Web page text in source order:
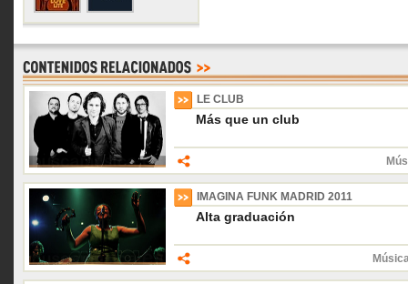
LE CLUB
Más que un club
IMAGINA FUNK MADRID 2011
Alta graduación